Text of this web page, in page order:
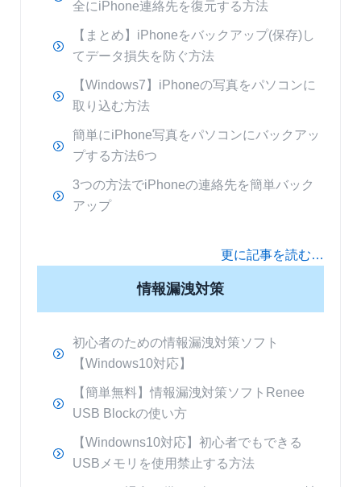
全にiPhone連絡先を復元する方法
【まとめ】iPhoneをバックアップ(保存)し
てデータ損失を防ぐ方法
【Windows7】iPhoneの写真をパソコンに
取り込む方法
簡単にiPhone写真をパソコンにバックアッ
プする方法6つ
3つの方法でiPhoneの連絡先を簡単バック
アップ
更に記事を読む…
情報漏洩対策
初心者のための情報漏洩対策ソフト
【Windows10対応】
【簡単無料】情報漏洩対策ソフトRenee
USB Blockの使い方
【Windowns10対応】初心者でもできる
USBメモリを使用禁止する方法